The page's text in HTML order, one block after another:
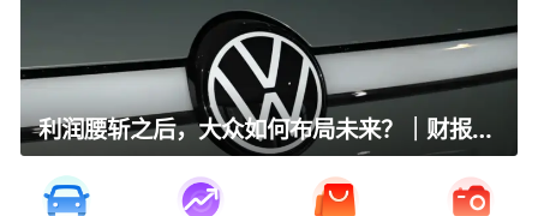
利润腰斩之后，大众如何布局未来？｜财报全视角